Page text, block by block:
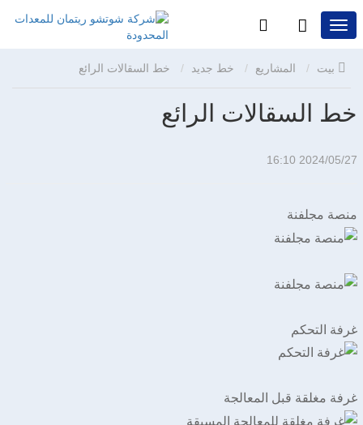
المشاريع خط جديد
خط السقالات الرائع
2024/05/27 16:10
منصة مجلفنة
غرفة التحكم
غرفة مغلقة قبل المعالجة